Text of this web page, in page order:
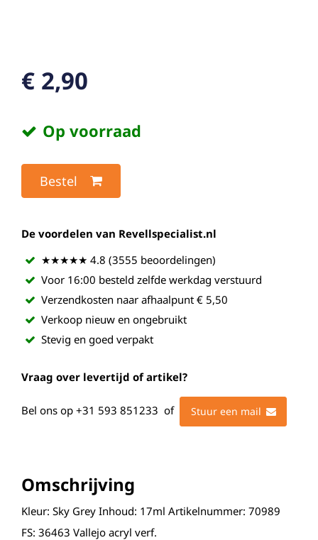
€ 2,90
Op voorraad
Bestel
De voordelen van Revellspecialist.nl
★★★★★ 4.8 (3555 beoordelingen)
Voor 16:00 besteld zelfde werkdag verstuurd
Verzendkosten naar afhaalpunt € 5,50
Verkoop nieuw en ongebruikt
Stevig en goed verpakt
Vraag over levertijd of artikel?
Bel ons op +31 593 851233 of Stuur een mail
Omschrijving
Kleur: Sky Grey Inhoud: 17ml Artikelnummer: 70989
FS: 36463 Vallejo acryl verf.